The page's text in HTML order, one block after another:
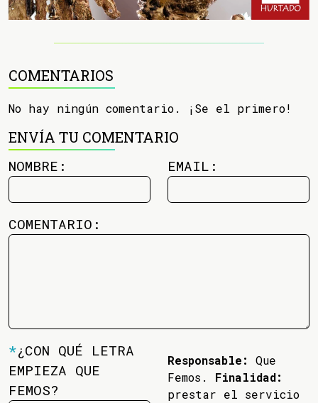
COMENTARIOS
No hay ningún comentario. ¡Se el primero!
ENVÍA TU COMENTARIO
NOMBRE: EMAIL:
COMENTARIO:
*¿CON QUÉ LETRA
EMPIEZA QUE
FEMOS?
Responsable:
Que
Femos. Finalidad:
prestar el servicio